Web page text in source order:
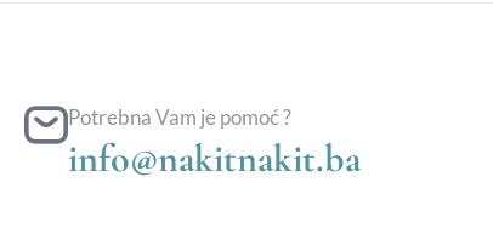
Potrebna Vam je pomoć ?
info@nakitnakit.ba